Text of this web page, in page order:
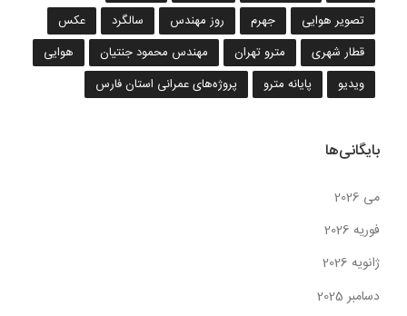
تصویر هوایی
جهرم روز مهندس سالگرد
عکس
قطار شهری
مترو تهران مهندس محمود جنتیان
هوایی
ویدیو
پایانه مترو پروژه‌های عمرانی استان فارس
بایگانی‌ها
می 2026
فوریه 2026
ژانویه 2026
دسامبر 2025